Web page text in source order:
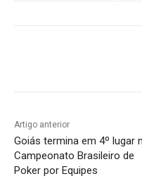
Artigo anterior
Goiás termina em 4º lugar
Campeonato Brasileiro de
Poker por Equipes